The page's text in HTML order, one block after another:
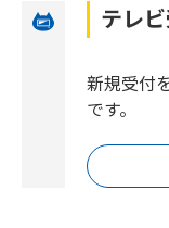
テレ
新規受付
です。